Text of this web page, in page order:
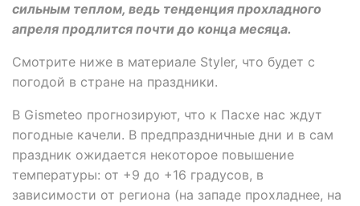
сильным теплом, ведь тенденция прохладного
апреля продлится почти до конца месяца.
Смотрите ниже в материале Styler, что будет с
погодой в стране на праздники.
В Gismeteo прогнозируют, что к Пасхе нас ждут
погодные качели. В предпраздничные дни и в сам
праздник ожидается некоторое повышение
температуры: от +9 до +16 градусов, в
зависимости от региона (на западе прохладнее, на